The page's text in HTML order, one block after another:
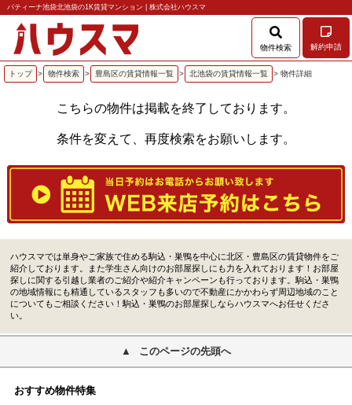
パティーナ池袋北池袋の1K賃貸マンション | 株式会社ハウスマ
物件検索 解約申請
トップ > 物件検索 > 豊島区の賃貸情報一覧 > 北池袋の賃貸情報一覧 > 物件詳細
こちらの物件は掲載を終了しております。
条件を変えて、再度検索をお願いします。
ハウスマでは単身やご家族で住める駒込・巣鴨を中心に北区・豊島区の賃貸物件をご
紹介しております。また学生さん向けのお部屋探しにも力を入れております！お部屋
探しに関する引越し業者のご紹介や紹介キャンペーンも行っております。駒込・巣鴨
の地域情報にも精通しているスタッフも多いので不動産にかかわらず周辺地域のこと
についてもご相談ください！駒込・巣鴨のお部屋探しならハウスマへお任せくださ
い。
このページの先頭へ
おすすめ物件特集